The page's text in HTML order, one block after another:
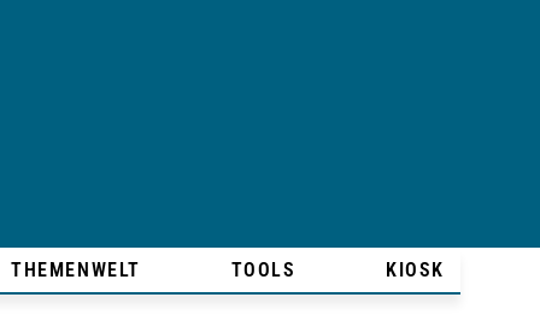
THEMENWELT TOOLS KIOSK